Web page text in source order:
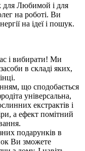
Любимой і для
на роботі. Ви
на ідеї і пошук.
і вибирати! Ми
в складі яких,
що сподобається
універсальна,
екстрактів і
а ефект помітний
подарунків в
Ви зможете